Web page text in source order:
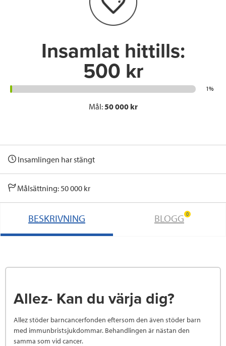
I
n
Insamlat hittills:
500 kr
1%
Mål:50 000 kr
Insamlingen har stängt
Målsättning: 50 000 kr
BESKRIVNING BLOGG 0
Allez- Kan du värja dig?
Allez stöder barncancerfonden eftersom den även stöder barn
med immunbristsjukdommar. Behandlingen är nästan den
samma som vid cancer.